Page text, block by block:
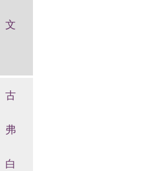
文
古
弗
白